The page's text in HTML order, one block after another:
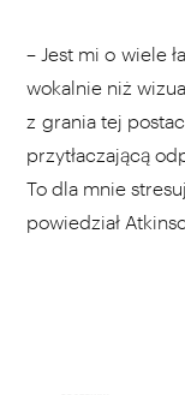
– Jest mi o wiele
wokalnie niż
z grania tej
przytłaczającą
To dla mnie
powiedział